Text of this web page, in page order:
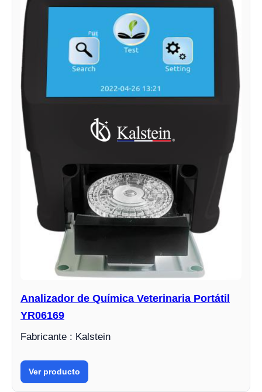
Analizador de Química Veterinaria Portátil
YR06169
Fabricante : Kalstein
Ver producto